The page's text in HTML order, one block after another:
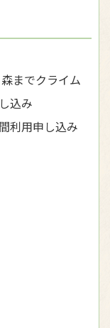
までクライム
込み
利用申し込み